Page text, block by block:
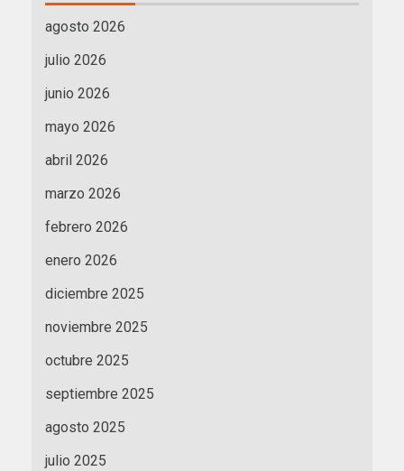
agosto 2026
julio 2026
junio 2026
mayo 2026
abril 2026
marzo 2026
febrero 2026
enero 2026
diciembre 2025
noviembre 2025
octubre 2025
septiembre 2025
agosto 2025
julio 2025